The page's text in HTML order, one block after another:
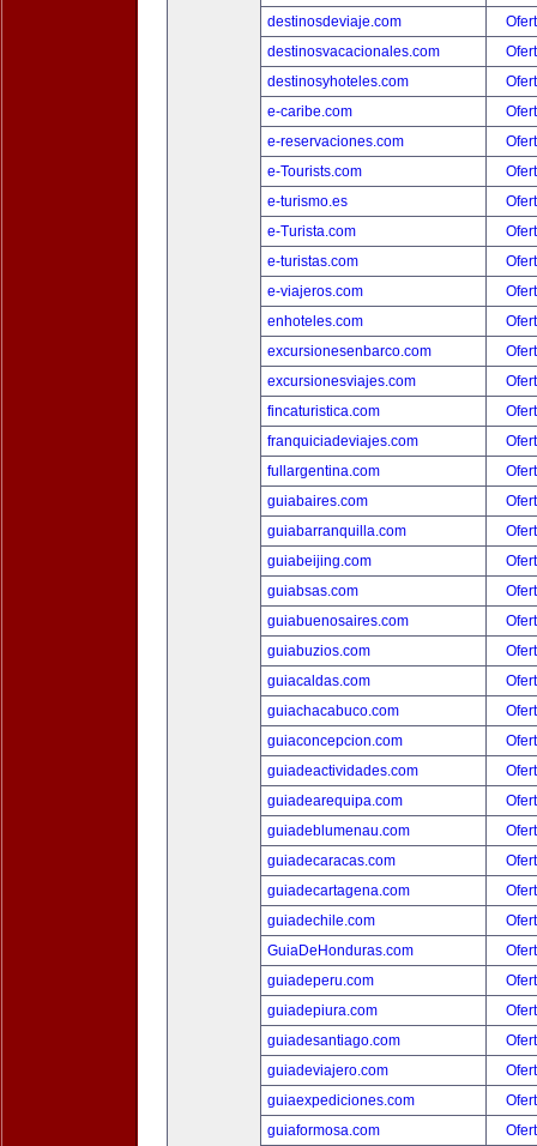
destinosdeviaje.com
destinosvacacionales.com
destinosyhoteles.com
e-caribe.com
e-reservaciones.com
e-Tourists.com
e-turismo.es
e-Turista.com
e-turistas.com
e-viajeros.com
enhoteles.com
excursionesenbarco.com
excursionesviajes.com
fincaturistica.com
franquiciadeviajes.com
fullargentina.com
guiabaires.com
guiabarranquilla.com
guiabeijing.com
guiabsas.com
guiabuenosaires.com
guiabuzios.com
guiacaldas.com
guiachacabuco.com
guiaconcepcion.com
guiadeactividades.com
guiadearequipa.com
guiadeblumenau.com
guiadecaracas.com
guiadecartagena.com
guiadechile.com
GuiaDeHonduras.com
guiadeperu.com
guiadepiura.com
guiadesantiago.com
guiadeviajero.com
guiaexpediciones.com
guiaformosa.com